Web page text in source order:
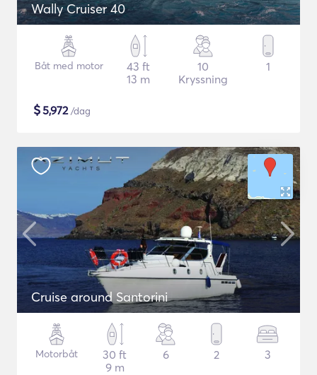
Wally Cruiser 40
Båt med motor
43 ft
13 m
10
Kryssning
1
$5,972/dag
Cruise around Santorini
Motorbåt
30 ft
9 m
6 2 3